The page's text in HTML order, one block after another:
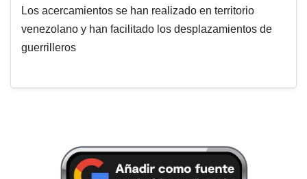
Los acercamientos se han realizado en territorio
venezolano y han facilitado los desplazamientos de
guerrilleros